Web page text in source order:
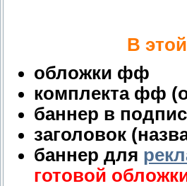
В
обложки фф
комплекта фф
баннер в
заголовок
баннер для
готовой